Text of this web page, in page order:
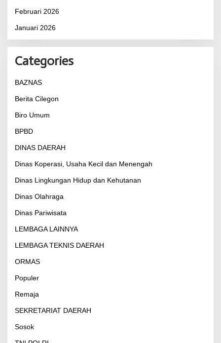
Februari 2026
Januari 2026
Categories
BAZNAS
Berita Cilegon
Biro Umum
BPBD
DINAS DAERAH
Dinas Koperasi, Usaha Kecil dan Menengah
Dinas Lingkungan Hidup dan Kehutanan
Dinas Olahraga
Dinas Pariwisata
LEMBAGA LAINNYA
LEMBAGA TEKNIS DAERAH
ORMAS
Populer
Remaja
SEKRETARIAT DAERAH
Sosok